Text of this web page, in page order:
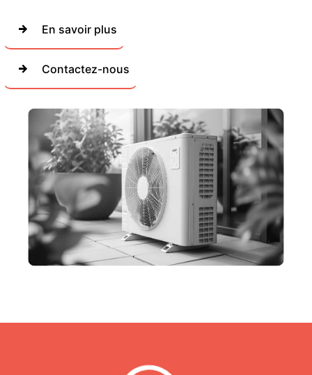
En savoir plus
Contactez-nous